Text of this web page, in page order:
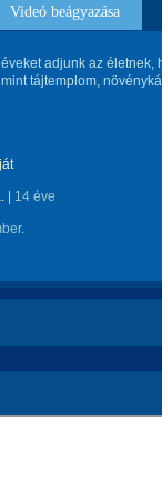
Videó beágyazása
adjunk az életnek,
tájtemplom,
14 éve